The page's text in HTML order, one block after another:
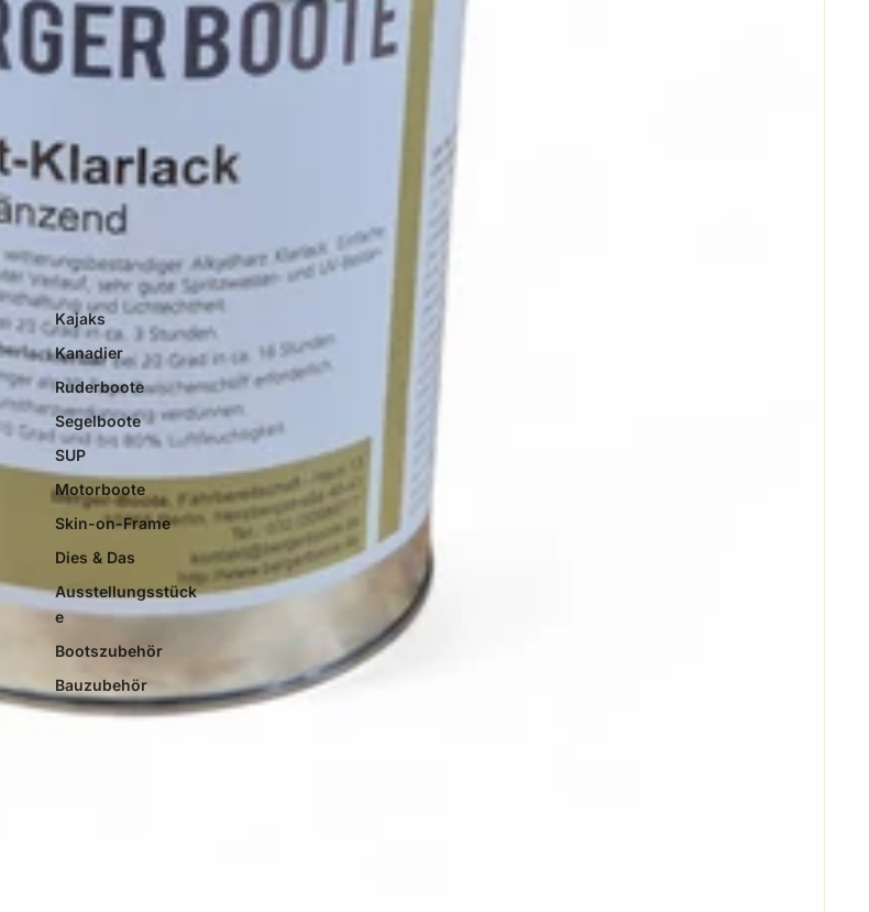
Kajaks
Kanadier
Ruderboote
Segelboote
SUP
Motorboote
Skin-on-Frame
Dies & Das
Ausstellungsstück
e
Bootszubehör
Bauzubehör